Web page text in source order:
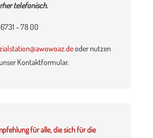
telefonisch.
– 78 00
oder nutzen
Kontaktformular.
für alle, die sich für die